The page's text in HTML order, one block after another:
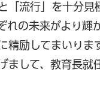
「流行」を十分見
れの未来がより輝
精励してまいりま
まして、教育長就